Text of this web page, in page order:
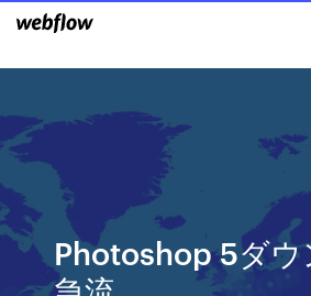
Photoshop 5ダウ